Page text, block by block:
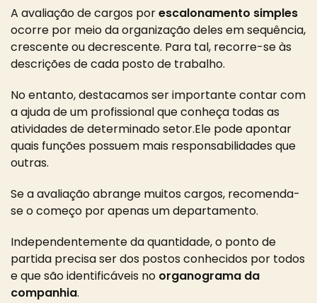
A avaliação de cargos porescalonamento simples
ocorre por meio da organização deles em sequência,
crescente ou decrescente. Para tal, recorre-se às
descrições de cada posto de trabalho.
No entanto, destacamos ser importante contar com
a ajuda de um profissional que conheça todas as
atividades de determinado setor.Ele pode apontar
quais funções possuem mais responsabilidades que
outras.
Se a avaliação abrange muitos cargos, recomenda-
se o começo por apenas um departamento.
Independentemente da quantidade, o ponto de
partida precisa ser dos postos conhecidos por todos
e que são identificáveis no organograma da
companhia.